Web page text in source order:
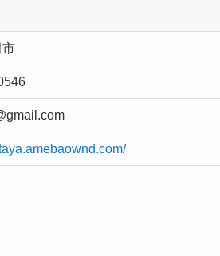
市